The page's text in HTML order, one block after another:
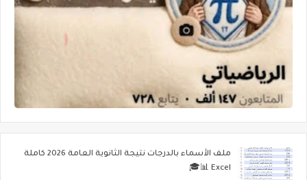
ملف الأسماء بالدرجات نتيجة الثانوية العامة 2026 كاملة
Excel 📊🎓